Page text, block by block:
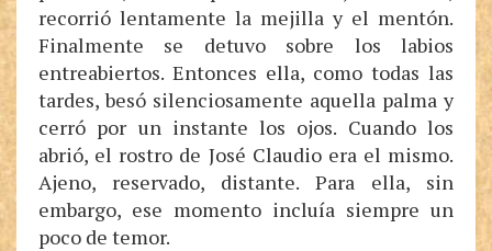
recorrió lentamente la mejilla y el mentón.
Finalmente se detuvo sobre los labios
entreabiertos. Entonces ella, como todas las
tardes, besó silenciosamente aquella palma y
cerró por un instante los ojos. Cuando los
abrió, el rostro de José Claudio era el mismo.
Ajeno, reservado, distante. Para ella, sin
embargo, ese momento incluía siempre un
poco de temor.